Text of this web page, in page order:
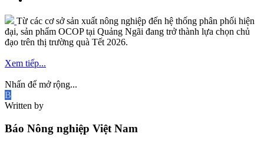
Từ các cơ sở sản xuất nông nghiệp đến hệ thống phân phối hiện
đại, sản phẩm OCOP tại Quảng Ngãi đang trở thành lựa chọn chủ
đạo trên thị trường quà Tết 2026.
Xem tiếp...
Nhấn để mở rộng...
B
Written by
Báo Nông nghiệp Việt Nam